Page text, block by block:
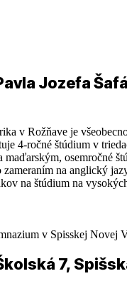
Jozefa
v Rožňave je
4-ročné štúdium v
maďarským, osemročné
na anglický
na štúdium na
7,